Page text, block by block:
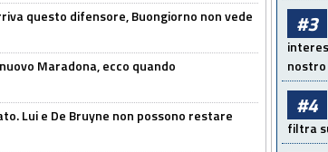
questo difensore, Buongiorno non vede
Maradona, ecco quando
Lui e De Bruyne non possono restare
#3
#4
filtra